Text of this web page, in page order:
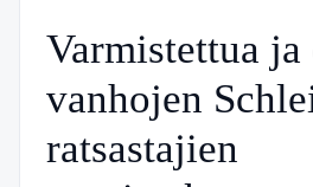
Varmistettua ja
vanhojen
ratsastajien